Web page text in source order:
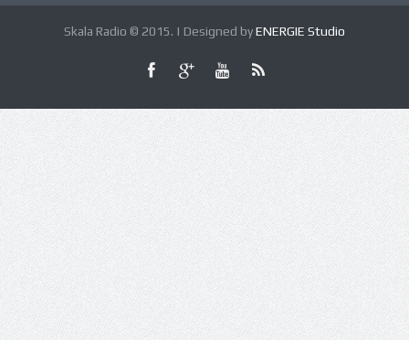
Skala Radio © 2015. | Designed byENERGIE Studio